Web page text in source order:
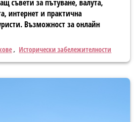
съвети за пътуване, валута,
интернет и практична
Възможност за онлайн
Исторически забележителности